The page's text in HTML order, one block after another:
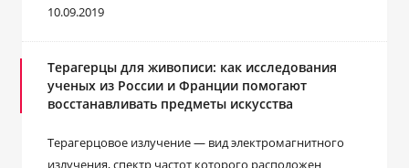
10.09.2019
Терагерцы для живописи: как исследования
ученых из России и Франции помогают
восстанавливать предметы искусства
Терагерцовое излучение — вид электромагнитного
излучения, спектр частот которого расположен